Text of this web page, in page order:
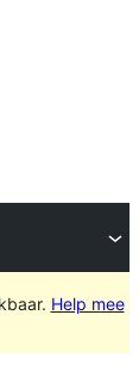
Help mee